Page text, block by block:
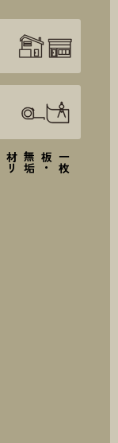
一
枚
板
・
無
垢
材
リ
ス